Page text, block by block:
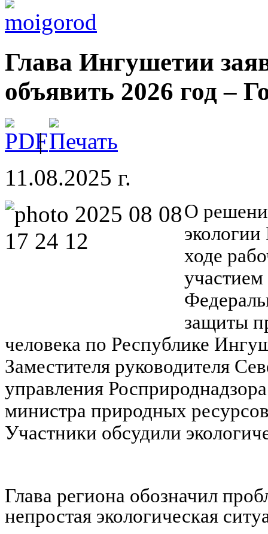
Глава Ингушетии
объявить 2026 год –
|
11.08.2025 г.
О
ходе
защиты
человека по Республике
Заместителя руководителя
управления
министра природных
Участники обсудили
Глава региона обозначил
непростая экологическая